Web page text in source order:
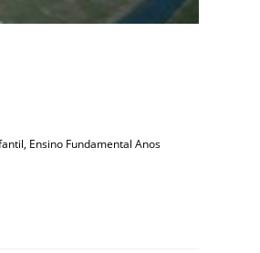
Ensino Fundamental Anos